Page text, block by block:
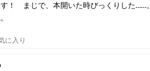
！ まじで、本開いた時びっくりした……。
に入り